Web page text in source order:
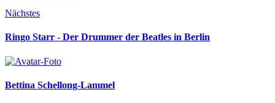
Nächstes
Ringo Starr - Der Drummer der Beatles in Berlin
Bettina Schellong-Lammel